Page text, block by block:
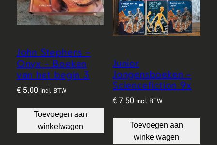
John Stephens –
Onyx – Boeken
van het begin 3
€5,00 incl. BTW
Toevoegen aan
winkelwagen
Junior
Jongensboeken –
Sciencefiction 9x
€ 7,50 incl. BTW
Toevoegen aan
winkelwagen